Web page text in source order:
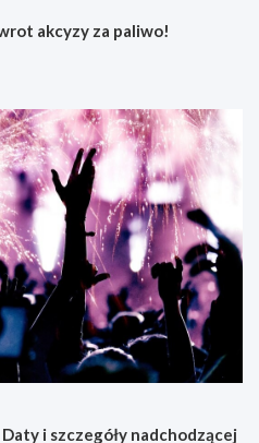
akcyzy za paliwo!
i szczegóły nadchodzącej